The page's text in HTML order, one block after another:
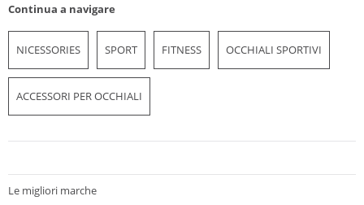
Continua a navigare
NICESSORIES SPORT FITNESS OCCHIALI SPORTIVI
ACCESSORI PER OCCHIALI
Le migliori marche